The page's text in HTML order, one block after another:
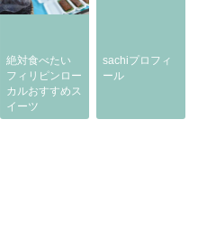
絶対食べたい
フィリピンロー
カルおすすめス
イーツ
sachiプロフィ
ール